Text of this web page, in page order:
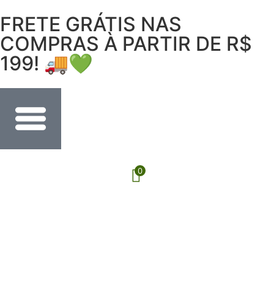
FRETE GRÁTIS NAS
COMPRAS À PARTIR DE R$
199! 🚚💚
0